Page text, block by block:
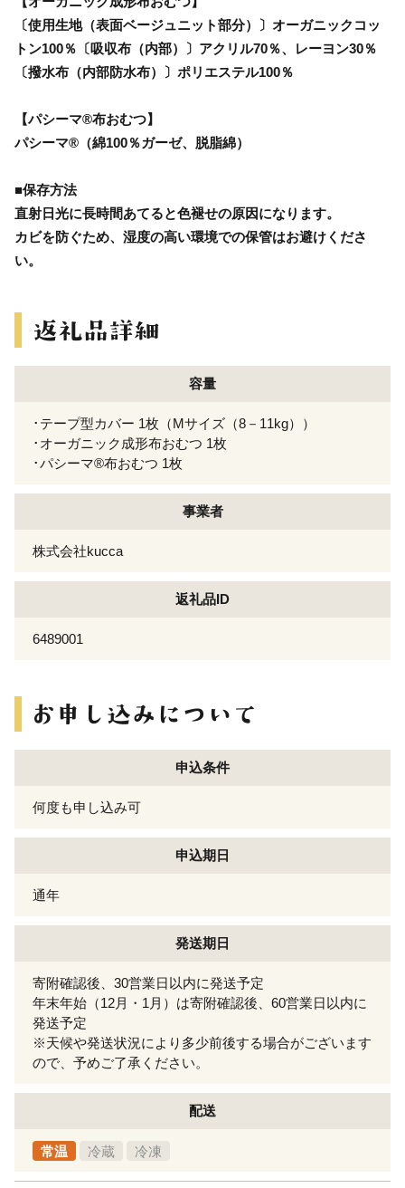
〔使用生地（表面ベージュニット部分）〕オーガニックコッ
トン100％〔吸収布（内部）〕アクリル70％、レーヨン30％
〔撥水布（内部防水布）〕ポリエステル100％
【パシーマ®布おむつ】
パシーマ®（綿100％ガーゼ、脱脂綿）
■保存方法
直射日光に長時間あてると色褪せの原因になります。
カビを防ぐため、湿度の高い環境での保管はお避けくださ
い。
容量
･テープ型カバー 1枚（Mサイズ（8－11kg））
･オーガニック成形布おむつ 1枚
･パシーマ®布おむつ 1枚
事業者
株式会社kucca
返礼品ID
6489001
申込条件
何度も申し込み可
申込期日
通年
発送期日
寄附確認後、30営業日以内に発送予定
年末年始（12月・1月）は寄附確認後、60営業日以内に
発送予定
※天候や発送状況により多少前後する場合がございます
ので、予めご了承ください。
配送
常温 冷蔵 冷凍